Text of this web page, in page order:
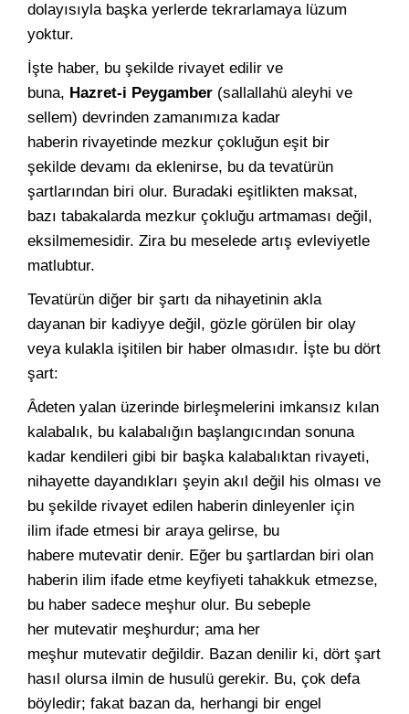
dolayısıyla başka yerlerde tekrarlamaya lüzum
yoktur.
İşte haber, bu şekilde rivayet edilir ve
buna, Hazret-i Peygamber (sallallahü aleyhi ve
sellem) devrinden zamanımıza kadar
haberin rivayetinde mezkur çokluğun eşit bir
şekilde devamı da eklenirse, bu da tevatürün
şartlarından biri olur. Buradaki eşitlikten maksat,
bazı tabakalarda mezkur çokluğu artmaması değil,
eksilmemesidir. Zira bu meselede artış evleviyetle
matlubtur.
Tevatürün diğer bir şartı da nihayetinin akla
dayanan bir kadiyye değil, gözle görülen bir olay
veya kulakla işitilen bir haber olmasıdır. İşte bu dört
şart:
Âdeten yalan üzerinde birleşmelerini imkansız kılan
kalabalık, bu kalabalığın başlangıcından sonuna
kadar kendileri gibi bir başka kalabalıktan rivayeti,
nihayette dayandıkları şeyin akıl değil his olması ve
bu şekilde rivayet edilen haberin dinleyenler için
ilim ifade etmesi bir araya gelirse, bu
habere mutevatir denir. Eğer bu şartlardan biri olan
haberin ilim ifade etme keyfiyeti tahakkuk etmezse,
bu haber sadece meşhur olur. Bu sebeple
her mutevatir meşhurdur; ama her
meşhur mutevatir değildir. Bazan denilir ki, dört şart
hasıl olursa ilmin de husulü gerekir. Bu, çok defa
böyledir; fakat bazan da, herhangi bir engel